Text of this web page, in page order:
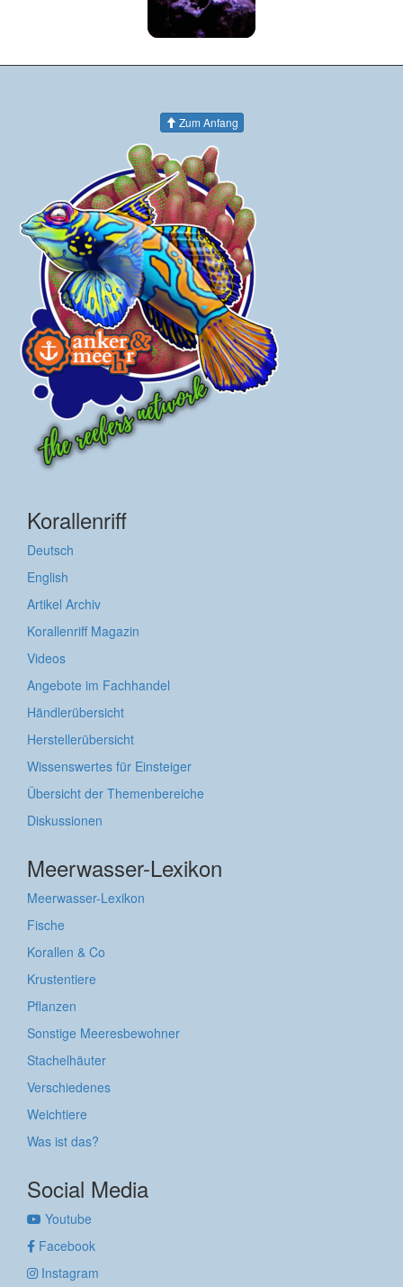
Zum Anfang
Korallenriff
Deutsch
English
Artikel Archiv
Korallenriff Magazin
Videos
Angebote im Fachhandel
Händlerübersicht
Herstellerübersicht
Wissenswertes für Einsteiger
Übersicht der Themenbereiche
Diskussionen
Meerwasser-Lexikon
Meerwasser-Lexikon
Fische
Korallen & Co
Krustentiere
Pflanzen
Sonstige Meeresbewohner
Stachelhäuter
Verschiedenes
Weichtiere
Was ist das?
Social Media
Youtube
Facebook
Instagram